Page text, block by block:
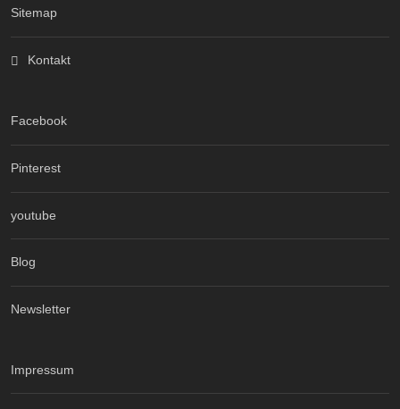
Sitemap
Kontakt
Facebook
Pinterest
youtube
Blog
Newsletter
Impressum